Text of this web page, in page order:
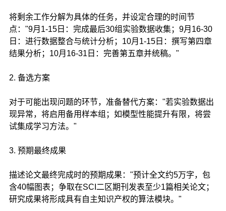
将剩余工作分解为具体的任务，并设定合理的时间节
点："9月1-15日：完成最后30组实验数据收集；9月16-30
日：进行数据整合与统计分析；10月1-15日：撰写第四章
结果分析；10月16-31日：完善第五章并统稿。"
2. 备选方案
对于可能出现问题的环节，准备替代方案："若实验数据出
现异常，将启用备用样本组；如模型性能提升有限，将尝
试集成学习方法。"
3. 预期最终成果
描述论文最终完成时的预期成果："预计全文约5万字，包
含40幅图表；争取在SCI二区期刊发表至少1篇相关论文；
研究成果将形成具有自主知识产权的算法模块。"